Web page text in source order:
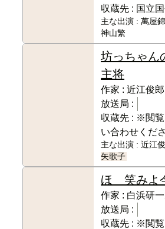
収蔵先 : 国立
主な出演 : 萬屋
神山繁
坊っちゃん
主将
作家 : 近江俊郎
放送局 :
収蔵先 : ※閲覧
い合わせくだ
主な出演 : 近江
矢歌子
ほゝ笑みよ
作家 : 白浜研
放送局 :
収蔵先 : ※閲覧